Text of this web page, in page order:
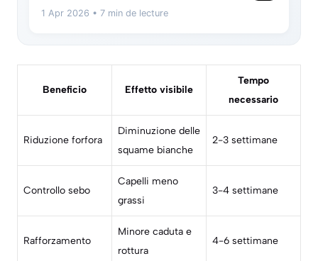
1 Apr 2026 • 7 min de lecture
Beneficio Effetto visibile
Tempo
necessario
Riduzione forfora
Diminuzione delle
squame bianche
2-3 settimane
Controllo sebo
Capelli meno
grassi
3-4 settimane
Rafforzamento
Minore caduta e
rottura
4-6 settimane